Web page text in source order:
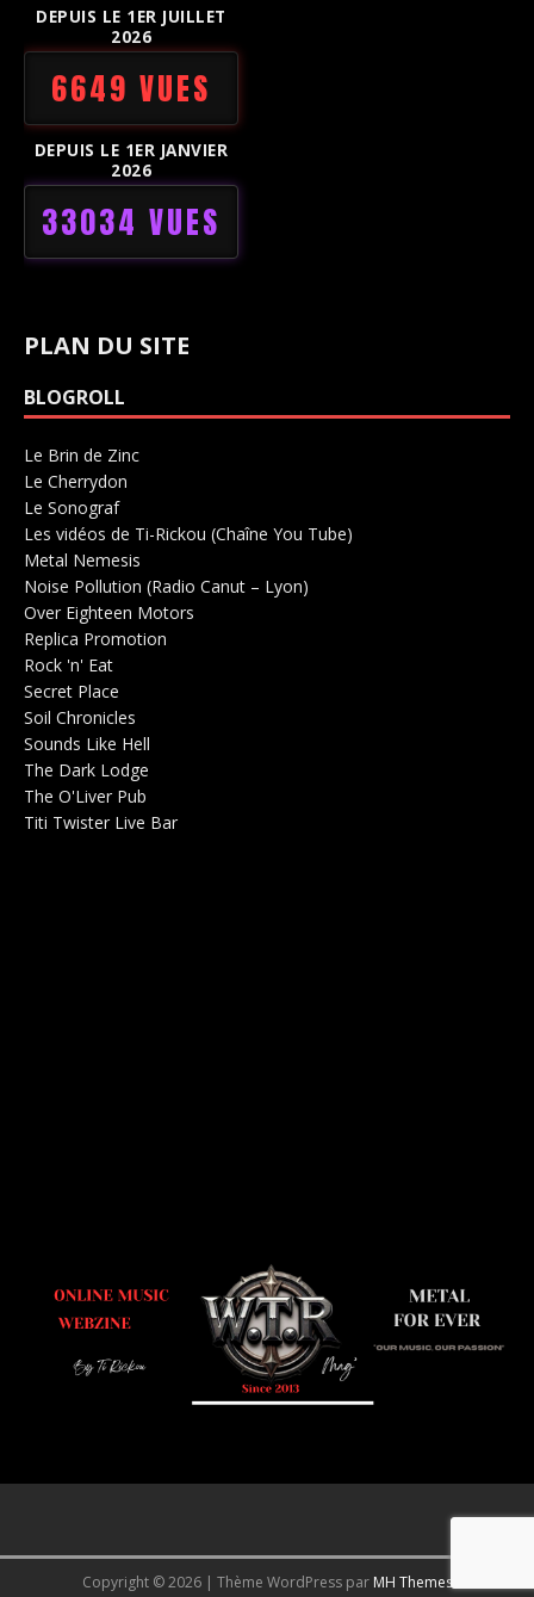
DEPUIS LE 1ER JUILLET
2026
6649 VUES
DEPUIS LE 1ER JANVIER
2026
33034 VUES
PLAN DU SITE
BLOGROLL
Le Brin de Zinc
Le Cherrydon
Le SonografSalle de concerts 0
Les vidéos de Ti-Rickou (Chaîne You Tube)
Metal Nemesis
Noise Pollution (Radio Canut – Lyon)
Over Eighteen Motors
Replica Promotion
Rock 'n' Eat
Secret Place
Soil Chronicles
Sounds Like Hell
The Dark Lodge
The O'Liver Pub
Titi Twister Live Bar
Copyright © 2026 | Thème WordPress par MH Themes